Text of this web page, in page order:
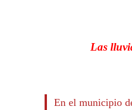
Las
En el municipio